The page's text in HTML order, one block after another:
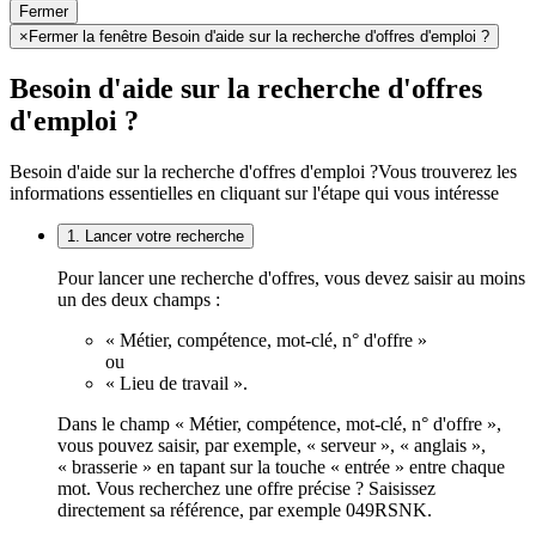
Fermer
× Fermer la fenêtre Besoin d'aide sur la recherche d'offres d'emploi ?
Besoin d'aide sur la recherche d'offres
d'emploi ?
Besoin d'aide sur la recherche d'offres d'emploi ?Vous trouverez les
informations essentielles en cliquant sur l'étape qui vous intéresse
1. Lancer votre recherche
Pour lancer une recherche d'offres, vous devez saisir au moins
un des deux champs :
« Métier, compétence, mot-clé, n° d'offre »
ou
« Lieu de travail ».
Dans le champ « Métier, compétence, mot-clé, n° d'offre »,
vous pouvez saisir, par exemple, « serveur », « anglais »,
« brasserie » en tapant sur la touche « entrée » entre chaque
mot. Vous recherchez une offre précise ? Saisissez
directement sa référence, par exemple 049RSNK.